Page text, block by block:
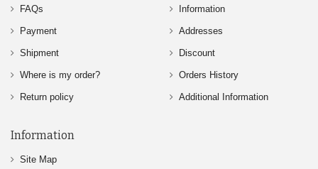
FAQs
Payment
Shipment
Where is my order?
Return policy
Information
Addresses
Discount
Orders History
Additional Information
Information
Site Map